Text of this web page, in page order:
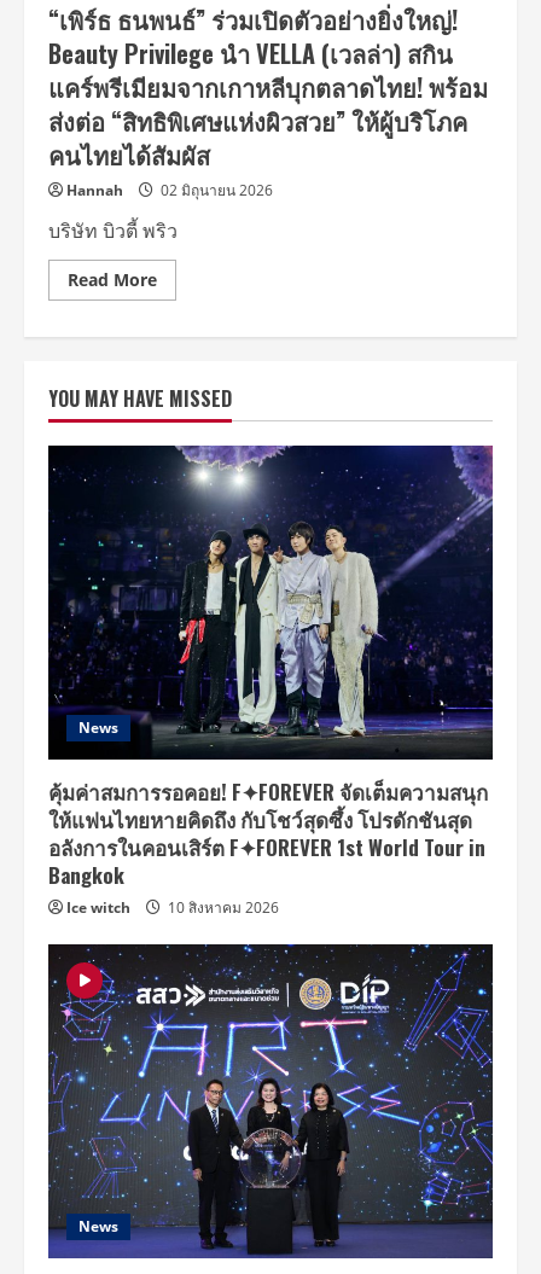
“เพิร์ธ ธนพนธ์” ร่วมเปิดตัวอย่างยิ่งใหญ่!
Beauty Privilege นำ VELLA (เวลล่า) สกิน
แคร์พรีเมียมจากเกาหลีบุกตลาดไทย! พร้อม
ส่งต่อ “สิทธิพิเศษแห่งผิวสวย” ให้ผู้บริโภค
คนไทยได้สัมผัส
Hannah 02 มิถุนายน 2026
บริษัท บิวตี้ พริว
Read MoreRead
more
เปิด
ตัวอย่าง
ยิ่ง
ใหญ่!
Beauty
Privilege
VELLA
(เวล
ล่า)
สกิน
แคร์
พรีเมียม
จาก
เกาหลี
บุก
ตลาด
ไทย!
พร้อม
ส่ง
ต่อ
“สิทธิ
แห่ง
ผิว
สวย”
ให้
ผู้
ไทย
ได้
YOU MAY HAVE MISSED
News
คุ้มค่าสมการรอคอย! F✦FOREVER จัดเต็มความสนุก
ให้แฟนไทยหายคิดถึง กับโชว์สุดซึ้ง โปรดักชันสุด
อลังการในคอนเสิร์ต F✦FOREVER 1st World Tour in
Bangkok
Ice witch 10 สิงหาคม 2026
News